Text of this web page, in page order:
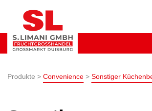
Produkte > Convenience> Sonstiger